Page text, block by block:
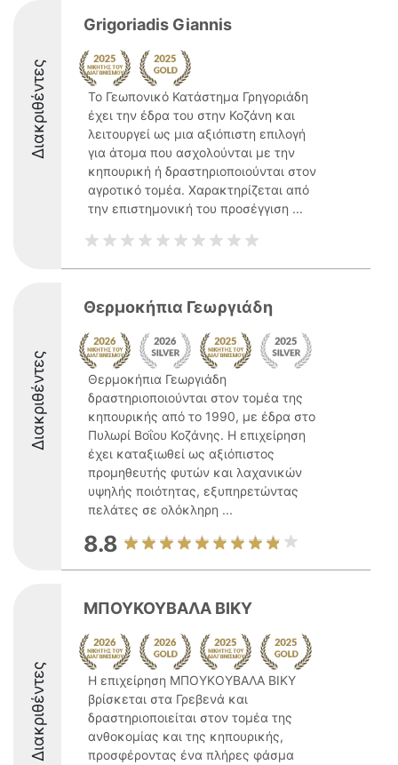
Διακριθέντες
Grigoriadis Giannis
Το Γεωπονικό Κατάστημα Γρηγοριάδη
έχει την έδρα του στην Κοζάνη και
λειτουργεί ως μια αξιόπιστη επιλογή
για άτομα που ασχολούνται με την
κηπουρική ή δραστηριοποιούνται στον
αγροτικό τομέα. Χαρακτηρίζεται από
την επιστημονική του προσέγγιση ...
Διακριθέντες
Θερμοκήπια Γεωργιάδη
Θερμοκήπια Γεωργιάδη
δραστηριοποιούνται στον τομέα της
κηπουρικής από το 1990, με έδρα στο
Πυλωρί Βοΐου Κοζάνης. Η επιχείρηση
έχει καταξιωθεί ως αξιόπιστος
προμηθευτής φυτών και λαχανικών
υψηλής ποιότητας, εξυπηρετώντας
πελάτες σε ολόκληρη ...
8.8
Διακριθέντες
ΜΠΟΥΚΟΥΒΑΛΑ ΒΙΚΥ
Η επιχείρηση ΜΠΟΥΚΟΥΒΑΛΑ ΒΙΚΥ
βρίσκεται στα Γρεβενά και
δραστηριοποιείται στον τομέα της
ανθοκομίας και της κηπουρικής,
προσφέροντας ένα πλήρες φάσμα